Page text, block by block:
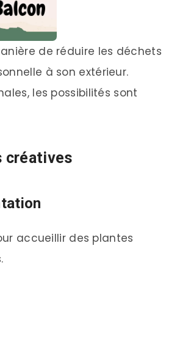
de réduire les déchets
à son extérieur.
les possibilités sont
créatives
accueillir des plantes